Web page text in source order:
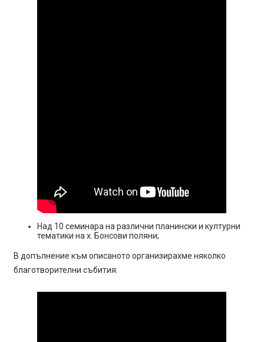
Над 10 семинара на различни планински и културни
тематики на х. Бонсови поляни;
В допълнение към описаното организирахме няколко
благотворителни събития: